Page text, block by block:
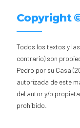
Copyright
Todos los textos y
contrario) son
Pedro por su Casa
autorizada de este
del autor y/o
prohibido.